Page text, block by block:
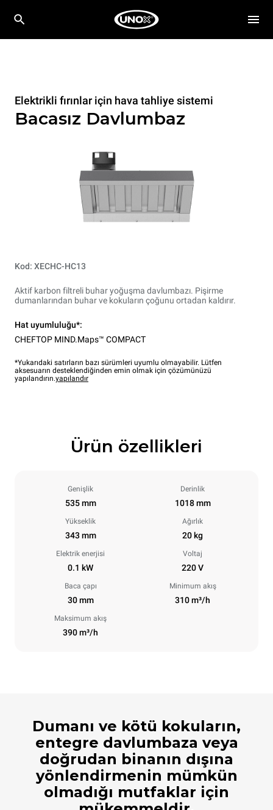
Elektrikli fırınlar için hava tahliye sistemi
Bacasız Davlumbaz
Kod: XECHC-HC13
Aktif karbon filtreli buhar yoğuşma davlumbazı. Pişirme
dumanlarından buhar ve kokuların çoğunu ortadan kaldırır.
Hat uyumluluğu*:
CHEFTOP MIND.Maps™ COMPACT
*Yukarıdaki satırların bazı sürümleri uyumlu olmayabilir. Lütfen
aksesuarın desteklendiğinden emin olmak için çözümünüzü
yapılandırın.yapılandır
Ürün özellikleri
Genişlik
535 mm
Derinlik
1018 mm
Yükseklik
343 mm
Ağırlık
20 kg
Elektrik enerjisi
0.1 kW
Voltaj
220 V
Baca çapı
30 mm
Minimum akış
310 m³/h
Maksimum akış
390 m³/h
Dumanı ve kötü kokuların,
entegre davlumbaza veya
doğrudan binanın dışına
yönlendirmenin mümkün
olmadığı mutfaklar için